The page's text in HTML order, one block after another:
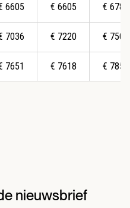
6605
7036
7651
€ 6605
€ 7220
€ 7618
€ 6784
€ 7501
€ 7852
nieuwsbrief